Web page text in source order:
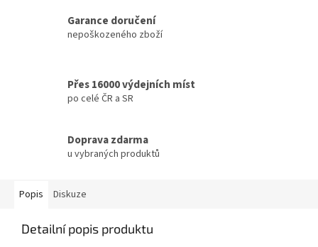
Garance doručení
nepoškozeného zboží
Přes 16000 výdejních míst
po celé ČR a SR
Doprava zdarma
u vybraných produktů
Popis Diskuze
Detailní popis produktu